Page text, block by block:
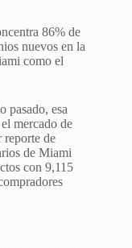
86% de
nuevos en la
como el
pasado, esa
mercado de
reporte de
de Miami
con 9,115